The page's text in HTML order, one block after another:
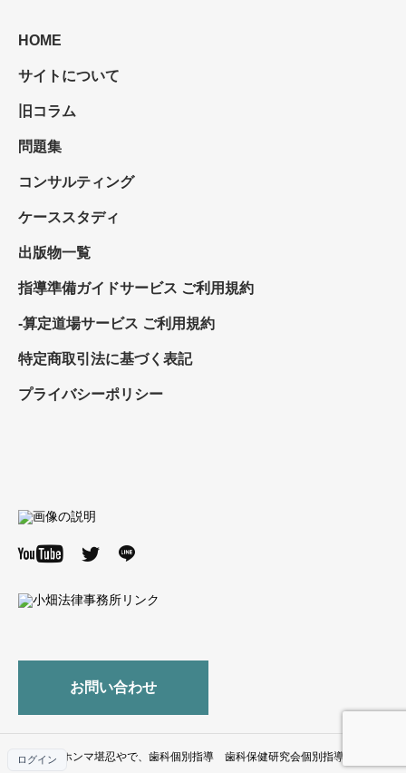
ログイン
HOME
サイトについて
旧コラム
問題集
コンサルティング
ケーススタディ
出版物一覧
指導準備ガイドサービス ご利用規約
-算定道場サービス ご利用規約
特定商取引法に基づく表記
プライバシーポリシー
お問い合わせ
© ホンマ堪忍やで、歯科個別指導 歯科保健研究会個別指導部